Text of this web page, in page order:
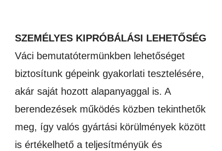
SZEMÉLYES KIPRÓBÁLÁSI LEHETŐSÉG
Váci bemutatótermünkben lehetőséget
biztosítunk gépeink gyakorlati tesztelésére,
akár saját hozott alapanyaggal is. A
berendezések működés közben tekinthetők
meg, így valós gyártási körülmények között
is értékelhető a teljesítményük és